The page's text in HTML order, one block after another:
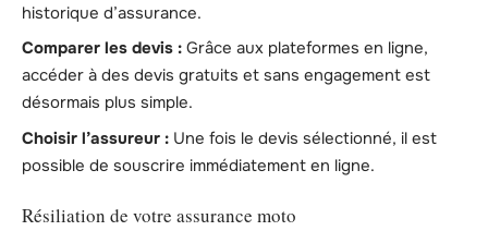
historique d’assurance.
Comparer les devis : Grâce aux plateformes en ligne,
accéder à des devis gratuits et sans engagement est
désormais plus simple.
Choisir l’assureur : Une fois le devis sélectionné, il est
possible de souscrire immédiatement en ligne.
Résiliation de votre assurance moto